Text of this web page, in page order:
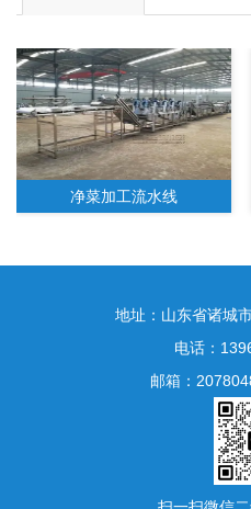
净菜加工流水线
水果净菜加工生产线
地址：山东省诸城
电话：
邮箱：